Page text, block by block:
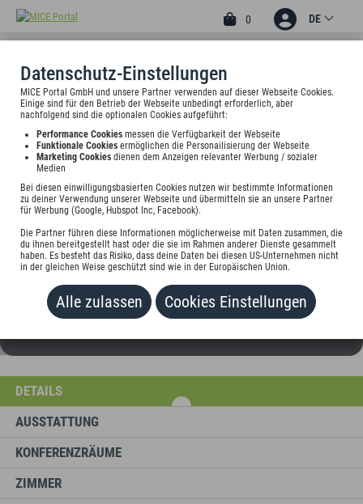
Datenschutz-Einstellungen
MICE Portal GmbH und unsere Partner verwenden auf dieser Webseite Cookies.
Einige sind für den Betrieb der Webseite unbedingt erforderlich, aber
nachfolgend sind die optionalen Cookies aufgeführt:
Performance Cookies messen die Verfügbarkeit der Webseite
Funktionale Cookies ermöglichen die Personailisierung der Webseite
Marketing Cookies dienen dem Anzeigen relevanter Werbung / sozialer
Medien
Bei diesen einwilligungsbasierten Cookies nutzen wir bestimmte Informationen
zu deiner Verwendung unserer Webseite und übermitteln sie an unsere Partner
für Werbung (Google, Hubspot Inc, Facebook).
Die Partner führen diese Informationen möglicherweise mit Daten zusammen, die
du ihnen bereitgestellt hast oder die sie im Rahmen anderer Dienste gesammelt
haben. Es besteht das Risiko, dass deine Daten bei diesen US-Unternehmen nicht
in der gleichen Weise geschützt sind wie in der Europäischen Union.
Alle zulassen Cookies Einstellungen
0 DE
3
HOTEL ALTMÜNCHEN BY
BLATTL
An der Hauptfeuerwache 14, 80331 München, Deutschland
Preis auf Anfrage
HINZUFÜGEN
DETAILS
AUSSTATTUNG
KONFERENZRÄUME
ZIMMER